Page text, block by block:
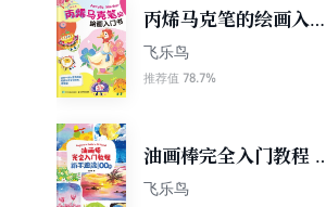
丙烯马克笔的绘画入门
书
飞乐鸟
推荐值 78.7%
油画棒完全入门教程 新
手速涂100例
飞乐鸟